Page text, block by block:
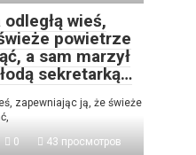
odległą wieś,
powietrze
a sam marzył
sekretarką…
zapewniając ją, że świeże
0 43 просмотров